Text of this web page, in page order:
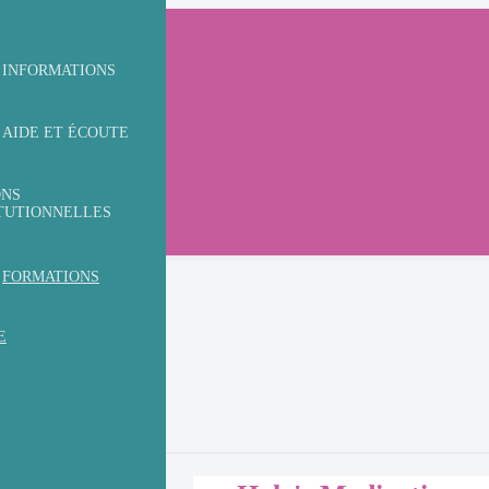
INFORMATIONS
AIDE ET ÉCOUTE
FORMATIONS